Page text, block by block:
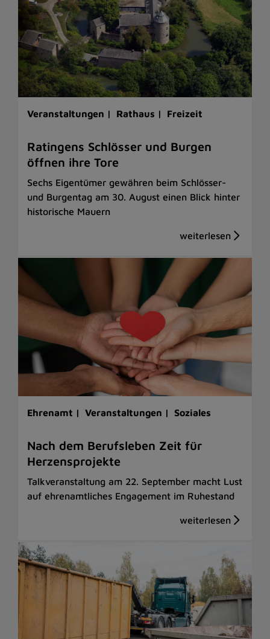
Veranstaltungen | Rathaus | Freizeit
Ratingens Schlösser und Burgen
öffnen ihre Tore
Sechs Eigentümer gewähren beim Schlösser-
und Burgentag am 30. August einen Blick hinter
historische Mauern
Ehrenamt | Veranstaltungen | Soziales
Nach dem Berufsleben Zeit für
Herzensprojekte
Talkveranstaltung am 22. September macht Lust
auf ehrenamtliches Engagement im Ruhestand